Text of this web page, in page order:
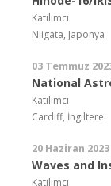
Katılımcı
Niigata, Japonya
03 Temmuz
National
Katılımcı
Cardiff, İngiltere
20 Haziran
Waves and
Katılımcı